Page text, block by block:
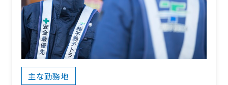
主な勤務地